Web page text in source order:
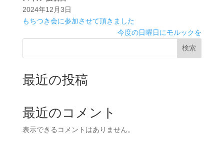
2024年12月3日
もちつき会に参加させて頂きました
今度の日曜日にモルックを
検索
最近の投稿
最近のコメント
表示できるコメントはありません。